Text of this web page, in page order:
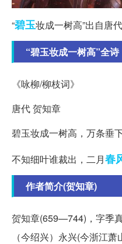
“碧玉妆成一树高”出自唐
“碧玉妆成一树高”全诗
《咏柳/柳枝词》
唐代 贺知章
碧玉妆成一树高，万条垂下
不知细叶谁裁出，二月春
作者简介(贺知章)
贺知章(659—744)，字季
（今绍兴）永兴(今浙江